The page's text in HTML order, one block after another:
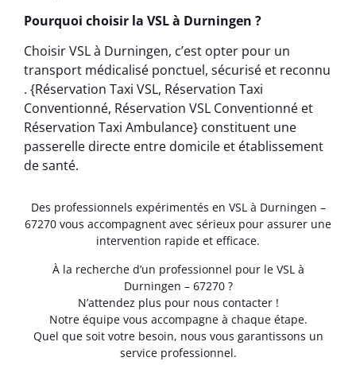
Pourquoi choisir la VSL à Durningen ?
Choisir VSL à Durningen, c’est opter pour un
transport médicalisé ponctuel, sécurisé et reconnu
. {Réservation Taxi VSL, Réservation Taxi
Conventionné, Réservation VSL Conventionné et
Réservation Taxi Ambulance} constituent une
passerelle directe entre domicile et établissement
de santé.
Des professionnels expérimentés en VSL à Durningen –
67270 vous accompagnent avec sérieux pour assurer une
intervention rapide et efficace.
À la recherche d’un professionnel pour le VSL à
Durningen – 67270 ?
N’attendez plus pour nous contacter !
Notre équipe vous accompagne à chaque étape.
Quel que soit votre besoin, nous vous garantissons un
service professionnel.